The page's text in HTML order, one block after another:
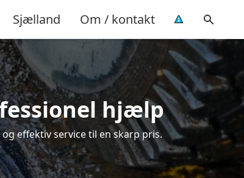
Sjælland Om / kontakt
hjælp
effektiv service til en skarp pris.